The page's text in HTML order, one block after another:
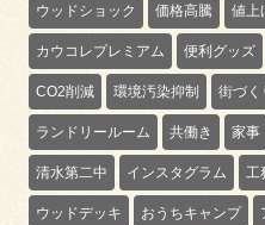
ウッドショック 価格高騰 値上
カウコレプレミアム 便利グッズ
CO2削減 環境汚染抑制 街づく
ランドリールーム 共働き 家事
清水第二中 インスタグラム 工
ウッドデッキ おうちキャンプ